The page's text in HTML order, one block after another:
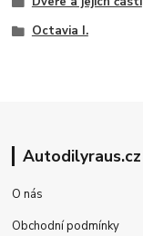
Octavia I.
Autodilyraus.cz
O nás
Obchodní podmínky